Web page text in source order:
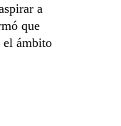
a
que
el ámbito